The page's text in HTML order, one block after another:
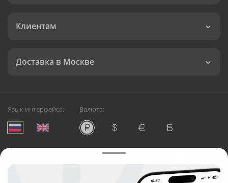
Клиентам
Доставка в Москве
Язык интерфейса: Валюта:
Служба круглосуточной доставки цветов в Москве
Русский Букет, 2026